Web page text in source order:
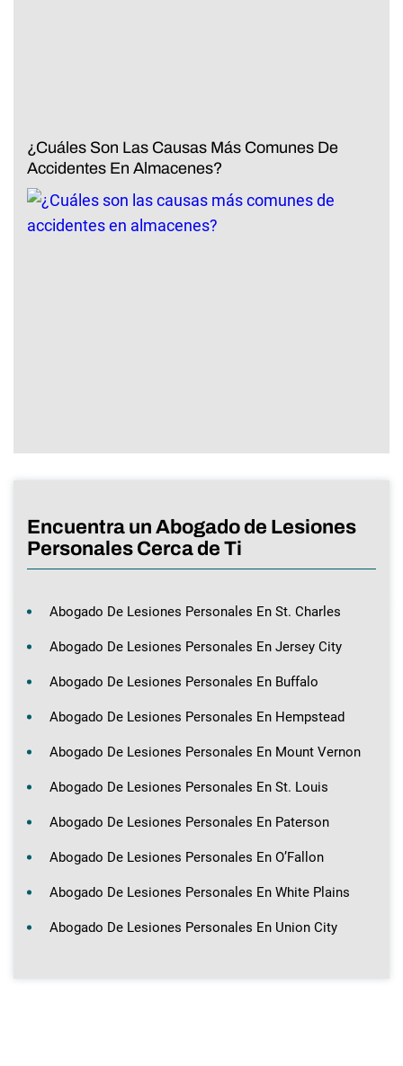
¿Cuáles Son Las Causas Más Comunes De
Accidentes En Almacenes?
Encuentra un Abogado de Lesiones
Personales Cerca de Ti
Abogado De Lesiones Personales En St. Charles
Abogado De Lesiones Personales En Jersey City
Abogado De Lesiones Personales En Buffalo
Abogado De Lesiones Personales En Hempstead
Abogado De Lesiones Personales En Mount Vernon
Abogado De Lesiones Personales En St. Louis
Abogado De Lesiones Personales En Paterson
Abogado De Lesiones Personales En O’Fallon
Abogado De Lesiones Personales En White Plains
Abogado De Lesiones Personales En Union City